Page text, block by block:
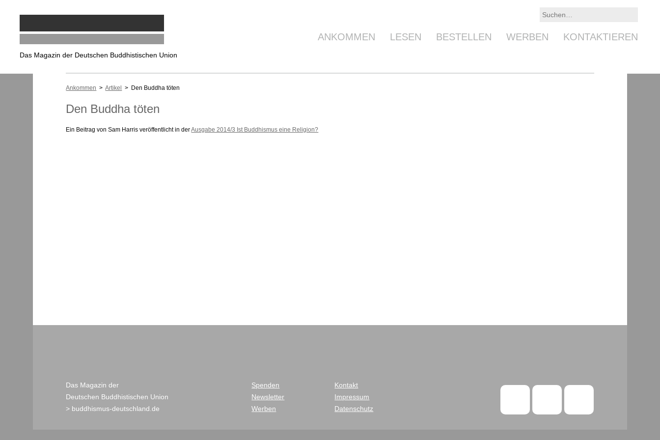
Das Magazin der Deutschen Buddhistischen Union
ANKOMMEN LESEN BESTELLEN WERBEN KONTAKTIEREN
Ankommen >Artikel > Den Buddha töten
Den Buddha töten
Ein Beitrag von Sam Harris veröffentlicht in derAusgabe 2014/3 Ist Buddhismus eine Religion?
Das Magazin der
Deutschen Buddhistischen Union
> buddhismus-deutschland.de
Spenden
Newsletter
Werben
Kontakt
Impressum
Datenschutz